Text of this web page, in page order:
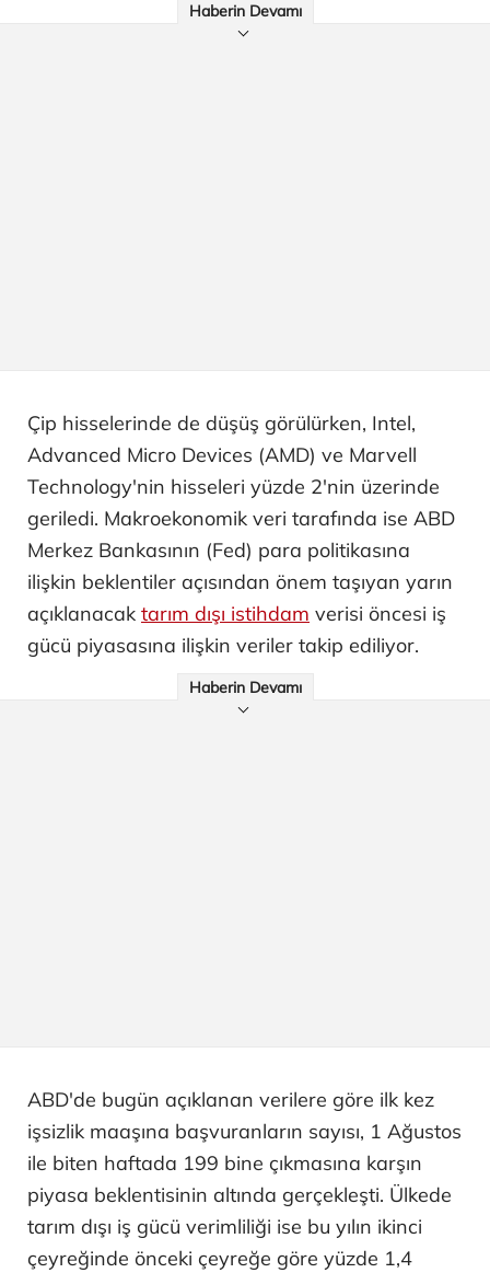
Haberin Devamı
Çip hisselerinde de düşüş görülürken, Intel,
Advanced Micro Devices (AMD) ve Marvell
Technology'nin hisseleri yüzde 2'nin üzerinde
geriledi. Makroekonomik veri tarafında ise ABD
Merkez Bankasının (Fed) para politikasına
ilişkin beklentiler açısından önem taşıyan yarın
açıklanacak tarım dışı istihdam verisi öncesi iş
gücü piyasasına ilişkin veriler takip ediliyor.
Haberin Devamı
ABD'de bugün açıklanan verilere göre ilk kez
işsizlik maaşına başvuranların sayısı, 1 Ağustos
ile biten haftada 199 bine çıkmasına karşın
piyasa beklentisinin altında gerçekleşti. Ülkede
tarım dışı iş gücü verimliliği ise bu yılın ikinci
çeyreğinde önceki çeyreğe göre yüzde 1,4